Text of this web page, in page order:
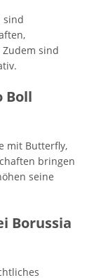
sind
sind
Boll
mit Butterfly,
bringen
seine
Borussia